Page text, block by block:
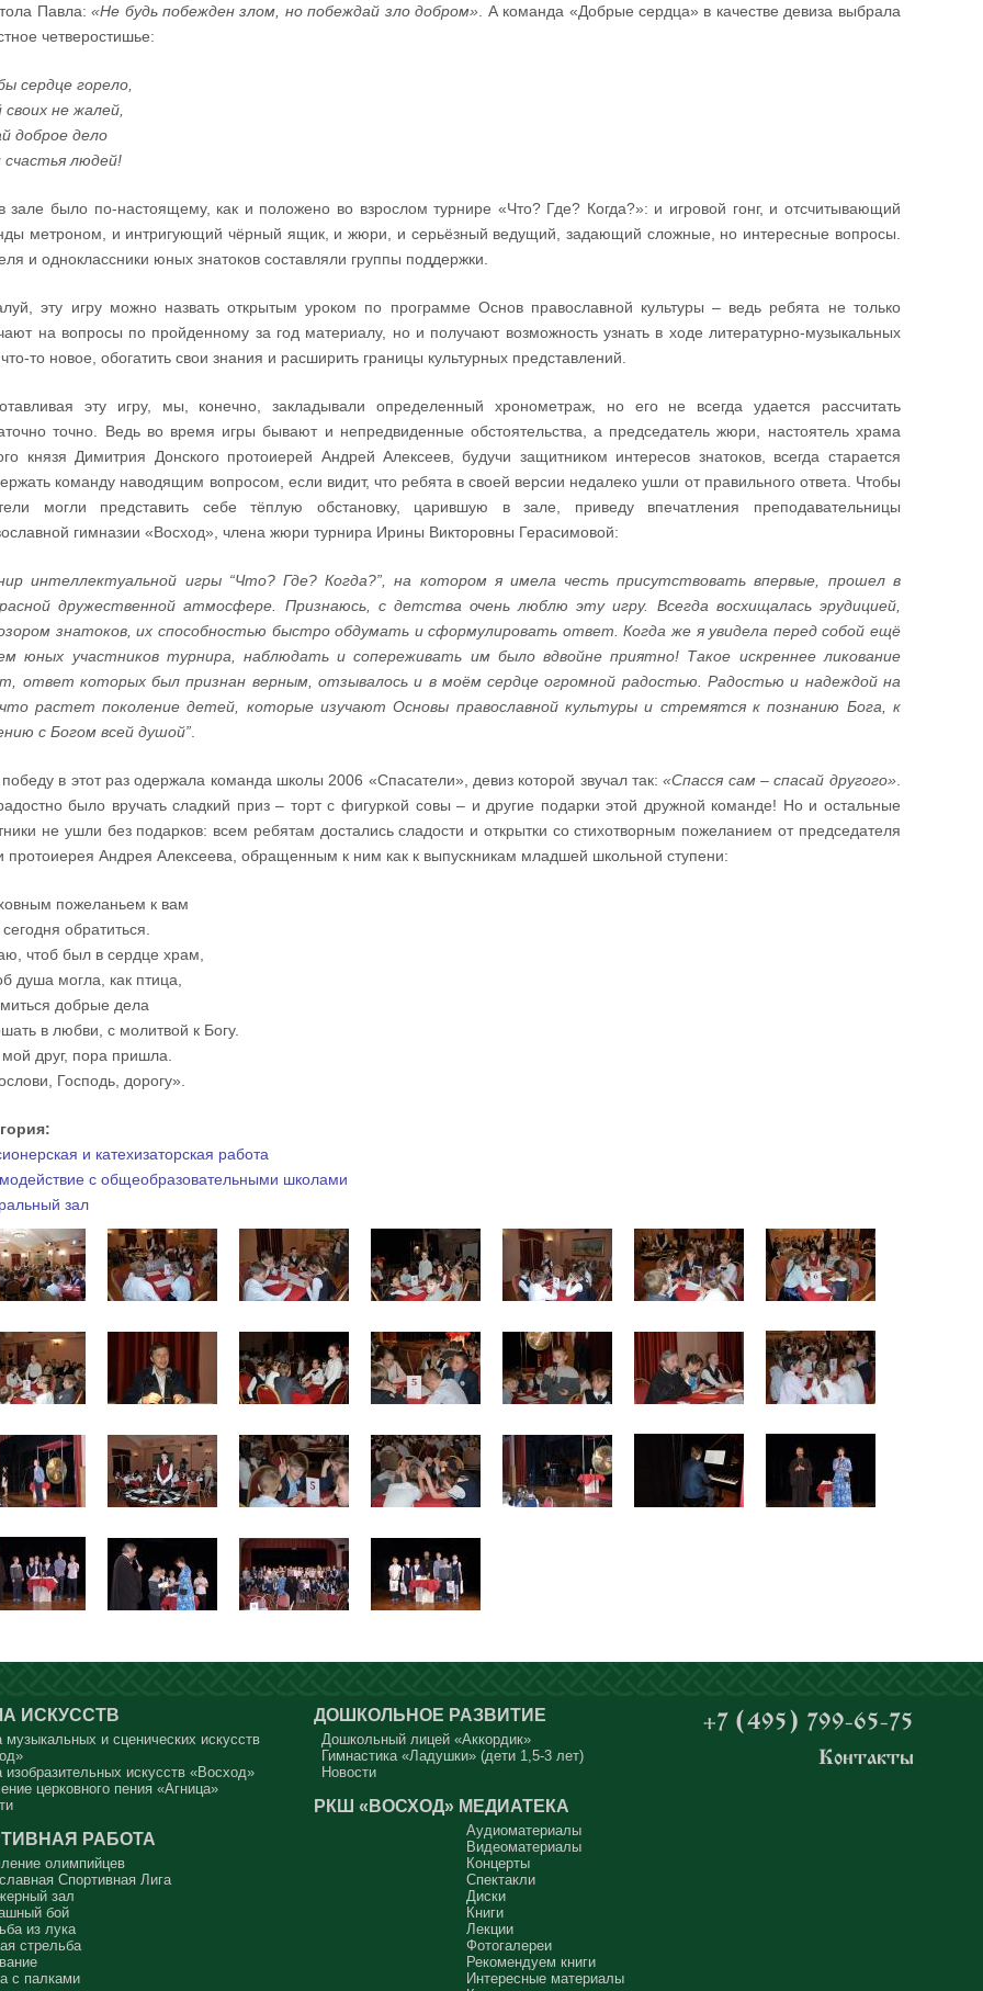
Павла:«Не будь побежден злом, но побеждай зло добром» . А команда «Добрые сердца» в качестве девиза выбрала
четверостишье:
сердце горело,
своих не жалей,
доброе дело
счастья людей!
зале было по-настоящему, как и положено во взрослом турнире «Что? Где? Когда?»: и игровой гонг, и отсчитывающий
метроном, и интригующий чёрный ящик, и жюри, и серьёзный ведущий, задающий сложные, но интересные вопросы.
и одноклассники юных знатоков составляли группы поддержки.
эту игру можно назвать открытым уроком по программе Основ православной культуры – ведь ребята не только
на вопросы по пройденному за год материалу, но и получают возможность узнать в ходе литературно-музыкальных
то новое, обогатить свои знания и расширить границы культурных представлений.
эту игру, мы, конечно, закладывали определенный хронометраж, но его не всегда удается рассчитать
точно. Ведь во время игры бывают и непредвиденные обстоятельства, а председатель жюри, настоятель храма
князя Димитрия Донского протоиерей Андрей Алексеев, будучи защитником интересов знатоков, всегда старается
команду наводящим вопросом, если видит, что ребята в своей версии недалеко ушли от правильного ответа. Чтобы
могли представить себе тёплую обстановку, царившую в зале, приведу впечатления преподавательницы
гимназии «Восход», члена жюри турнира Ирины Викторовны Герасимовой:
интеллектуальной игры “Что? Где? Когда?”, на котором я имела честь присутствовать впервые, прошел в
дружественной атмосфере. Признаюсь, с детства очень люблю эту игру. Всегда восхищалась эрудицией,
знатоков, их способностью быстро обдумать и сформулировать ответ. Когда же я увидела перед собой ещё
юных участников турнира, наблюдать и сопереживать им было вдвойне приятно! Такое искреннее ликование
ответ которых был признан верным, отзывалось и в моём сердце огромной радостью. Радостью и надеждой на
растет поколение детей, которые изучают Основы православной культуры и стремятся к познанию Бога, к
с Богом всей душой”
в этот раз одержала команда школы 2006 «Спасатели», девиз которой звучал так:«Спасся сам – спасай другого»
было вручать сладкий приз – торт с фигуркой совы – и другие подарки этой дружной команде! Но и остальные
не ушли без подарков: всем ребятам достались сладости и открытки со стихотворным пожеланием от председателя
протоиерея Андрея Алексеева, обращенным к ним как к выпускникам младшей школьной ступени:
пожеланьем к вам
обратиться.
чтоб был в сердце храм,
душа могла, как птица,
добрые дела
в любви, с молитвой к Богу.
друг, пора пришла.
Господь, дорогу».
и катехизаторская работа
с общеобразовательными школами
зал
ИСКУССТВ
музыкальных и сценических искусств
изобразительных искусств «Восход»
церковного пения «Агница»
РАБОТА
олимпийцев
Спортивная Лига
зал
бой
из лука
стрельба
с палками
ДОШКОЛЬНОЕ РАЗВИТИЕ
Дошкольный лицей «Аккордик»
Гимнастика «Ладушки» (дети 1,5-3 лет)
Новости
РКШ «ВОСХОД» МЕДИАТЕКА
Аудиоматериалы
Видеоматериалы
Концерты
Спектакли
Диски
Книги
Лекции
Фотогалереи
Рекомендуем книги
Интересные материалы
+7 (495) 799-65-75
Контакты